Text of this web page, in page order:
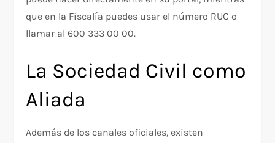
que en la Fiscalía puedes usar el número RUC o
llamar al 600 333 00 00.
La Sociedad Civil como
Aliada
Además de los canales oficiales, existen